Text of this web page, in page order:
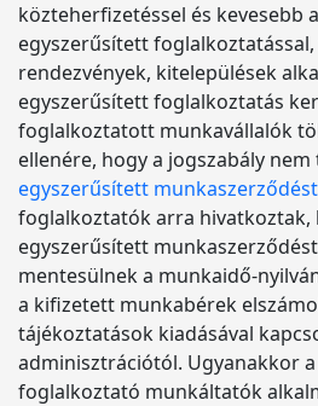
közteherfizetéssel és kevesebb
egyszerűsített
rendezvények, kitelepülések
egyszerűsített foglalkoztatás
foglalkoztatott munkavállalók
ellenére, hogy a jogszabály
egyszerűsített munkaszerződést
foglalkoztatók arra hivatkoztak,
egyszerűsített
mentesülnek a munkaidő-
a kifizetett munkabérek
tájékoztatások kiadásával
adminisztrációtól. Ugyanakkor
foglalkoztató munkáltatók